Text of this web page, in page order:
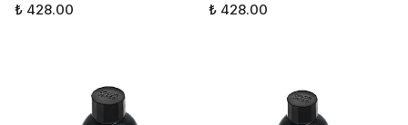
₺ 428.00 ₺ 428.00